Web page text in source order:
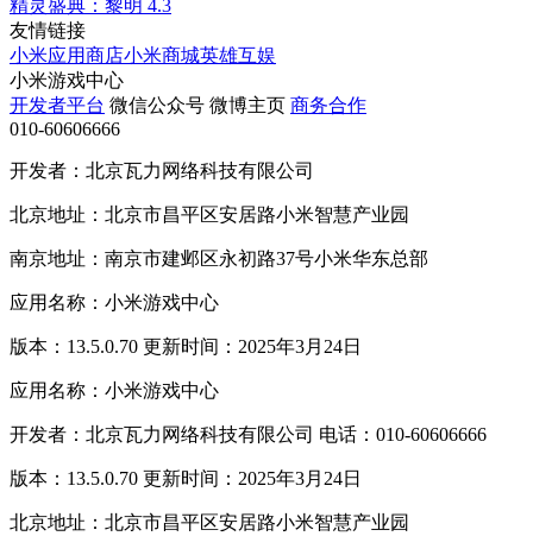
精灵盛典：黎明 4.3
友情链接
小米应用商店小米商城英雄互娱
小米游戏中心
开发者平台 微信公众号 微博主页 商务合作
010-60606666
开发者：北京瓦力网络科技有限公司
北京地址：北京市昌平区安居路小米智慧产业园
南京地址：南京市建邺区永初路37号小米华东总部
应用名称：小米游戏中心
版本：13.5.0.70 更新时间：2025年3月24日
应用名称：小米游戏中心
开发者：北京瓦力网络科技有限公司 电话：010-60606666
版本：13.5.0.70 更新时间：2025年3月24日
北京地址：北京市昌平区安居路小米智慧产业园